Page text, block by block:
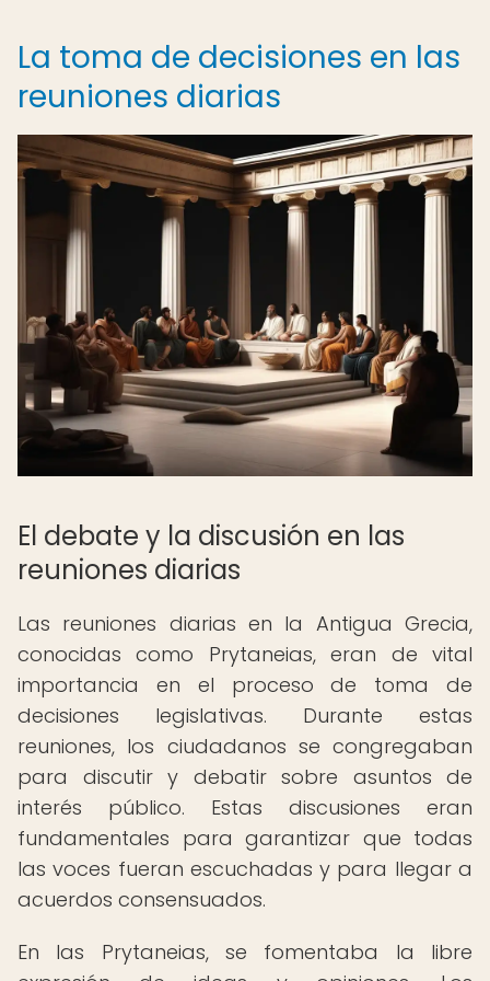
La toma de decisiones en las
reuniones diarias
El debate y la discusión en las
reuniones diarias
Las reuniones diarias en la Antigua Grecia,
conocidas como Prytaneias, eran de vital
importancia en el proceso de toma de
decisiones legislativas. Durante estas
reuniones, los ciudadanos se congregaban
para discutir y debatir sobre asuntos de
interés público. Estas discusiones eran
fundamentales para garantizar que todas
las voces fueran escuchadas y para llegar a
acuerdos consensuados.
En las Prytaneias, se fomentaba la libre